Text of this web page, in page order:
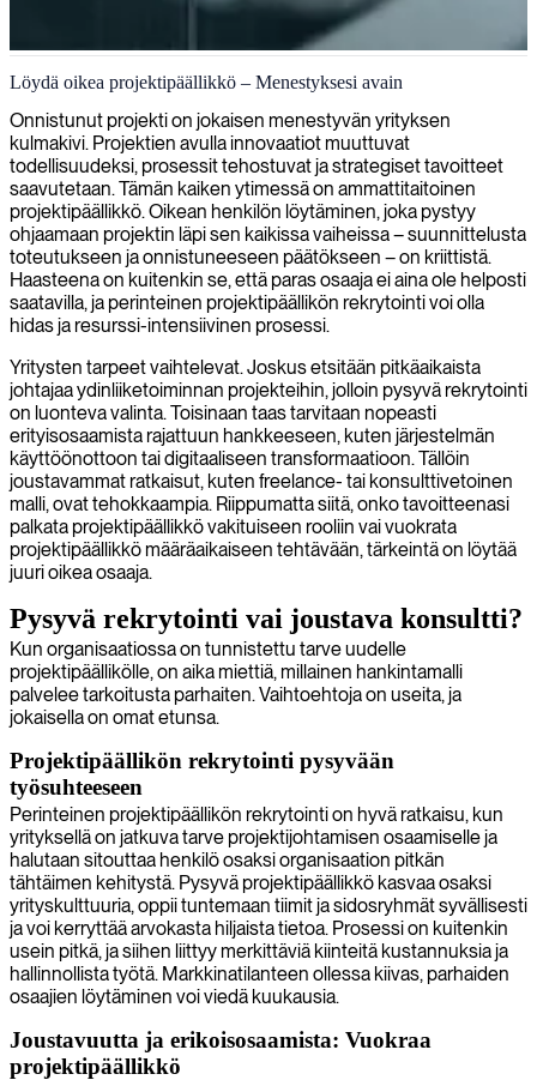
Alihankkeen johtaminen nuorille asiantuntijoille
Erikoistumme sijoittamaan nuorempia konsultteja, joilla on
erinomaiset osaprojektien hallintotaidot, auttamaan organisaatiotanne
saavuttamaan projektin virstanpylväät ja määräajat tehokkaasti.
Löydä oikea projektipäällikkö – Menestyksesi avain
Onnistunut projekti on jokaisen menestyvän yrityksen
kulmakivi. Projektien avulla innovaatiot muuttuvat
todellisuudeksi, prosessit tehostuvat ja strategiset tavoitteet
saavutetaan. Tämän kaiken ytimessä on ammattitaitoinen
projektipäällikkö. Oikean henkilön löytäminen, joka pystyy
ohjaamaan projektin läpi sen kaikissa vaiheissa – suunnittelusta
toteutukseen ja onnistuneeseen päätökseen – on kriittistä.
Haasteena on kuitenkin se, että paras osaaja ei aina ole helposti
saatavilla, ja perinteinen projektipäällikön rekrytointi voi olla
hidas ja resurssi-intensiivinen prosessi.
Yritysten tarpeet vaihtelevat. Joskus etsitään pitkäaikaista
johtajaa ydinliiketoiminnan projekteihin, jolloin pysyvä rekrytointi
on luonteva valinta. Toisinaan taas tarvitaan nopeasti
erityisosaamista rajattuun hankkeeseen, kuten järjestelmän
käyttöönottoon tai digitaaliseen transformaatioon. Tällöin
joustavammat ratkaisut, kuten freelance- tai konsulttivetoinen
malli, ovat tehokkaampia. Riippumatta siitä, onko tavoitteenasi
palkata projektipäällikkö vakituiseen rooliin vai vuokrata
projektipäällikkö määräaikaiseen tehtävään, tärkeintä on löytää
juuri oikea osaaja.
Pysyvä rekrytointi vai joustava konsultti?
Kun organisaatiossa on tunnistettu tarve uudelle
projektipäällikölle, on aika miettiä, millainen hankintamalli
palvelee tarkoitusta parhaiten. Vaihtoehtoja on useita, ja
jokaisella on omat etunsa.
Projektipäällikön rekrytointi pysyvään
työsuhteeseen
Perinteinen projektipäällikön rekrytointi on hyvä ratkaisu, kun
yrityksellä on jatkuva tarve projektijohtamisen osaamiselle ja
halutaan sitouttaa henkilö osaksi organisaation pitkän
tähtäimen kehitystä. Pysyvä projektipäällikkö kasvaa osaksi
yrityskulttuuria, oppii tuntemaan tiimit ja sidosryhmät syvällisesti
ja voi kerryttää arvokasta hiljaista tietoa. Prosessi on kuitenkin
usein pitkä, ja siihen liittyy merkittäviä kiinteitä kustannuksia ja
hallinnollista työtä. Markkinatilanteen ollessa kiivas, parhaiden
osaajien löytäminen voi viedä kuukausia.
Joustavuutta ja erikoisosaamista: Vuokraa
projektipäällikkö